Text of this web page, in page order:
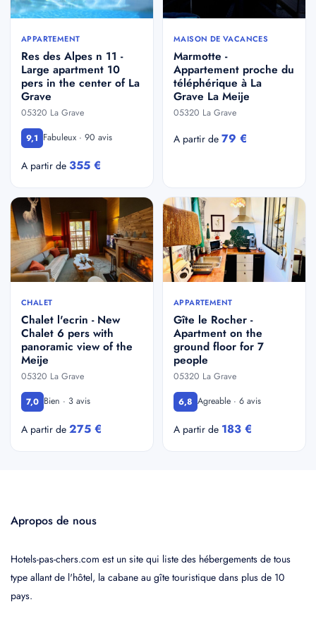
APPARTEMENT
Res des Alpes n 11 -
Large apartment 10
pers in the center of La
Grave
05320 La Grave
9,1 Fabuleux · 90 avis
A partir de 355 €
MAISON DE VACANCES
Marmotte -
Appartement proche du
téléphérique à La
Grave La Meije
05320 La Grave
A partir de 79 €
CHALET
Chalet l'ecrin - New
Chalet 6 pers with
panoramic view of the
Meije
05320 La Grave
7,0 Bien · 3 avis
A partir de 275 €
APPARTEMENT
Gîte le Rocher -
Apartment on the
ground floor for 7
people
05320 La Grave
6,8 Agreable · 6 avis
A partir de 183 €
Apropos de nous
Hotels-pas-chers.com est un site qui liste des hébergements de tous
type allant de l'hôtel, la cabane au gîte touristique dans plus de 10
pays.